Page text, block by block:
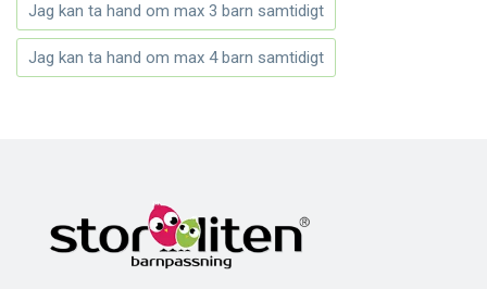
Jag kan ta hand om max 3 barn samtidigt
Jag kan ta hand om max 4 barn samtidigt